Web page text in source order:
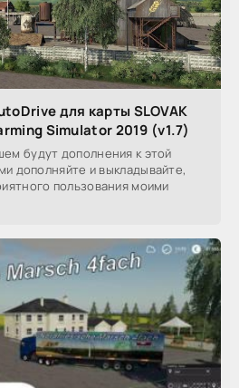
для карты SLOVAK
Simulator 2019 (v1.7)
будут дополнения к этой
дополняйте и выкладывайте,
пользования моими